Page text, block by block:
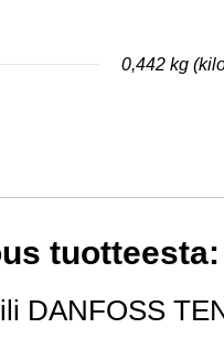
0,442 kg
tuotteesta:
DANFOSS